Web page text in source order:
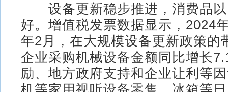
设备更新稳步推进，消费品以
好。增值税发票数据显示，2024
年2月，在大规模设备更新政策的
企业采购机械设备金额同比增长
励、地方政府支持和企业让利等